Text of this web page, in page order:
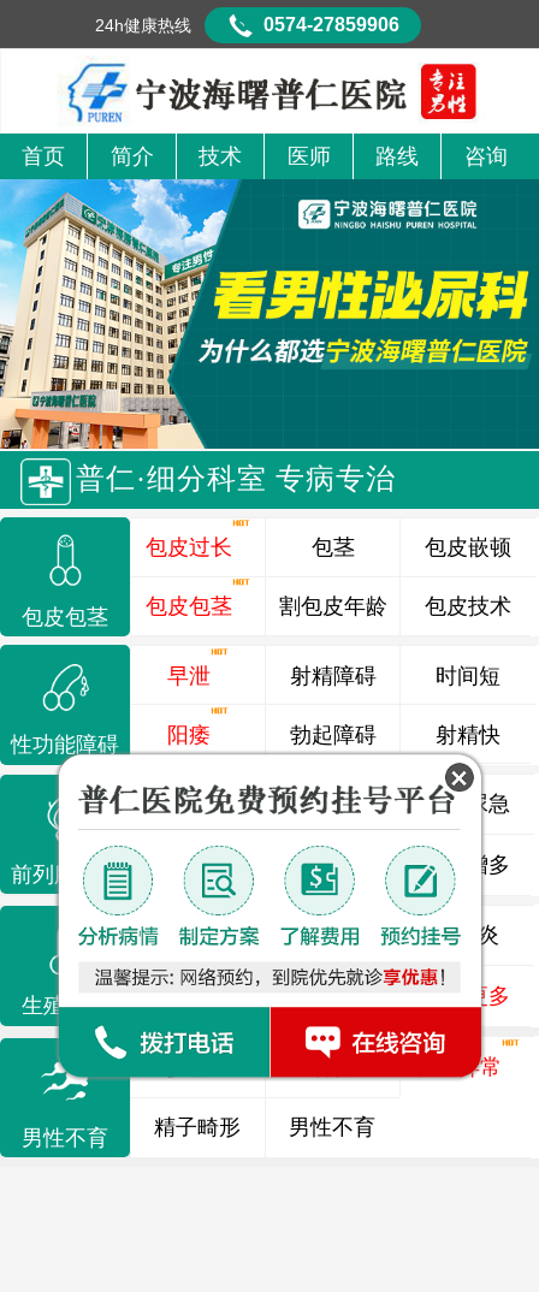
首页 简介 技术 医师 路线 咨询
普仁·细分科室 专病专治
包皮包茎
包皮过长
包皮包茎
包茎
割包皮年龄
包皮嵌顿
包皮技术
性功能障碍
早泄
阳痿
射精障碍
勃起障碍
时间短
射精快
前列腺疾病
前列腺炎 前列腺痛 尿频尿急
前列腺增生 排尿不畅 夜尿增多
生殖感染
龟头炎 睾丸炎 尿道炎
了解更多
男性不育
弱精 精液异常
精子畸形 男性不育
24h健康热线 0574-27859906